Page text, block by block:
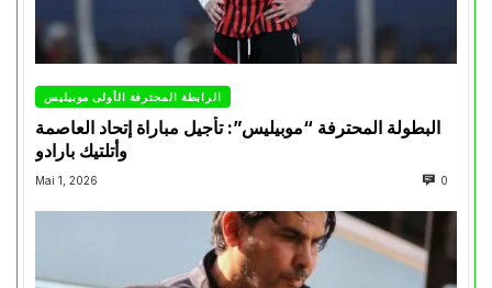
الرابطة المحترفة الأولى موبيليس
البطولة المحترفة “موبيليس”: تأجيل مباراة إتحاد العاصمة
وأتلتيك بارادو
Mai 1, 2026 0